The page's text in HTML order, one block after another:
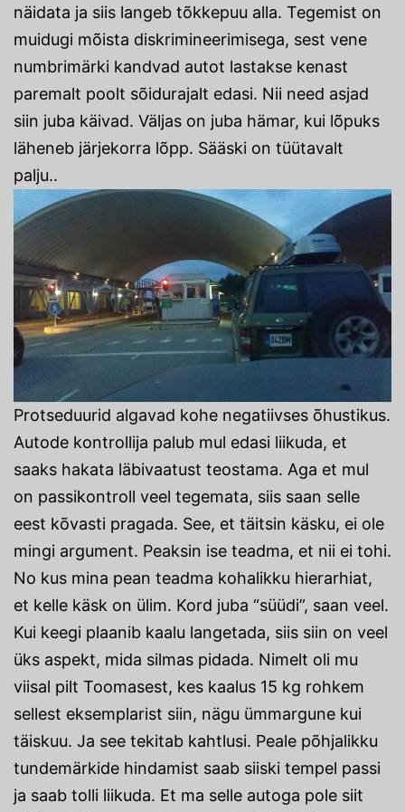
näidata ja siis langeb tõkkepuu alla. Tegemist on
muidugi mõista diskrimineerimisega, sest vene
numbrimärki kandvad autot lastakse kenast
paremalt poolt sõidurajalt edasi. Nii need asjad
siin juba käivad. Väljas on juba hämar, kui lõpuks
läheneb järjekorra lõpp. Sääski on tüütavalt
palju..
Protseduurid algavad kohe negatiivses õhustikus.
Autode kontrollija palub mul edasi liikuda, et
saaks hakata läbivaatust teostama. Aga et mul
on passikontroll veel tegemata, siis saan selle
eest kõvasti pragada. See, et täitsin käsku, ei ole
mingi argument. Peaksin ise teadma, et nii ei tohi.
No kus mina pean teadma kohalikku hierarhiat,
et kelle käsk on ülim. Kord juba “süüdi”, saan veel.
Kui keegi plaanib kaalu langetada, siis siin on veel
üks aspekt, mida silmas pidada. Nimelt oli mu
viisal pilt Toomasest, kes kaalus 15 kg rohkem
sellest eksemplarist siin, nägu ümmargune kui
täiskuu. Ja see tekitab kahtlusi. Peale põhjalikku
tundemärkide hindamist saab siiski tempel passi
ja saab tolli liikuda. Et ma selle autoga pole siit